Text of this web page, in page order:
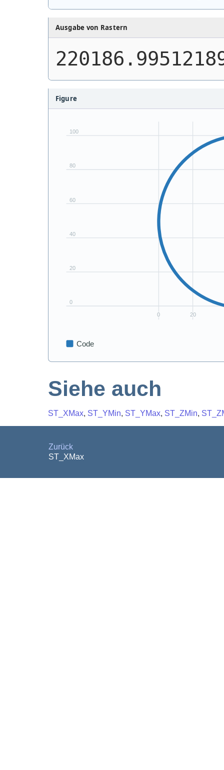
Ausgabe von Rastern
Figure
Siehe auch
ST_XMax, ST_YMin, ST_YMax, ST_ZMin,
Zurück
ST_XMax